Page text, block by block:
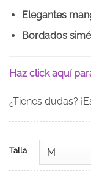
Elegantes
Bordados
Haz click aquí
¿Tienes dudas?
Talla